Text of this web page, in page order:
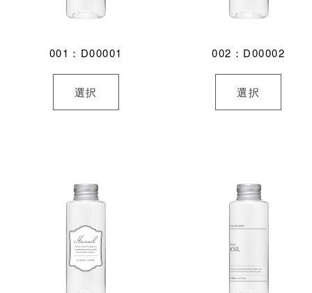
001：D00001
選択
002：D00002
選択